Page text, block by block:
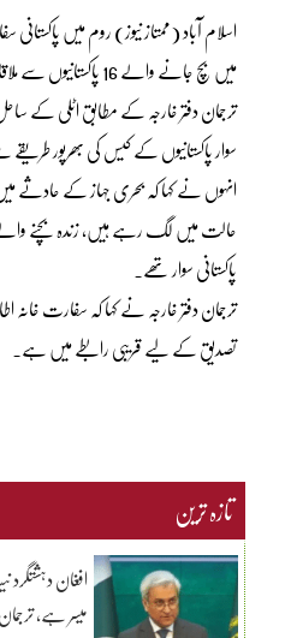
اسلام آباد (ممتاز نیوز) روم میں
میں بچ جانے والے 16 پاکستانیوں سے ملاقات کی۔
ترجمان دفتر خارجہ کے مطابق اٹلی کے
سوار پاکستانیوں کے کیس کی بھرپور
انہوں نے کہا کہ بحری جہاز کے حادثے میں
پاکستانی سوار تھے۔
تصدیق کے لیے قریبی رابطے میں ہے۔
تازہ ترین
افغان
میسر ہے،